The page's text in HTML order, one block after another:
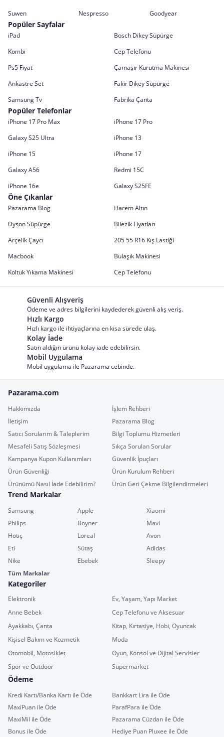
Suwen
Nespresso Goodyear
Popüler Sayfalar
iPad
Bosch Dikey Süpürge
Kombi
Cep Telefonu
Ps5 Fiyat
Çamaşır Kurutma Makinesi
Ankastre Set
Fakir Dikey Süpürge
Samsung Tv
Fabrika Çanta
Popüler Telefonlar
iPhone 17 Pro Max
iPhone 17 Pro
Galaxy S25 Ultra
iPhone 13
iPhone 15
iPhone 17
Galaxy A56
Redmi 15C
iPhone 16e
Galaxy S25FE
Öne Çıkanlar
Pazarama Blog
Harem Altın
Dyson Süpürge
Bilezik Fiyatları
Arçelik Çaycı
205 55 R16 Kış Lastiği
Macbook
Bulaşık Makinesi
Koltuk Yıkama Makinesi
Cep Telefonu
Güvenli Alışveriş
Ödeme ve adres bilgilerini kaydederek güvenli alış veriş.
Hızlı Kargo
Hızlı kargo ile ihtiyaçlarına en kısa sürede ulaş.
Kolay İade
Satın aldığın ürünü kolay iade edebilirsin.
Mobil Uygulama
Mobil uygulama ile Pazarama cebinde.
Pazarama.com
Hakkımızda
İşlem Rehberi
İletişim
Pazarama Blog
Satıcı Sorularım & Taleplerim
Bilgi Toplumu Hizmetleri
Mesafeli Satış Sözleşmesi
Sıkça Sorulan Sorular
Kampanya Kupon Kullanımları
Güvenlik İpuçları
Ürün Güvenliği
Ürün Kurulum Rehberi
Ürünümü Nasıl İade Edebilirim?
Ürün Geri Çekme Bilgilendirmeleri
Trend Markalar
Samsung Apple
Xiaomi
Philips
Boyner
Mavi
Hotiç
Loreal
Avon
Eti
Sütaş
Adidas
Nike
Ebebek
Sleepy
Tüm Markalar
Kategoriler
Elektronik
Ev, Yaşam, Yapı Market
Anne Bebek
Cep Telefonu ve Aksesuar
Ayakkabı, Çanta
Kitap, Kırtasiye, Hobi, Oyuncak
Kişisel Bakım ve Kozmetik
Moda
Otomobil, Motosiklet
Oyun, Konsol ve Dijital Servisler
Spor ve Outdoor
Süpermarket
Ödeme
Kredi Kartı/Banka Kartı ile Öde
Bankkart Lira ile Öde
MaxiPuan ile Öde
ParafPara ile Öde
MaxiMil ile Öde
Pazarama Cüzdan ile Öde
Bonus ile Öde
Hediye Puan Pluxee ile Öde